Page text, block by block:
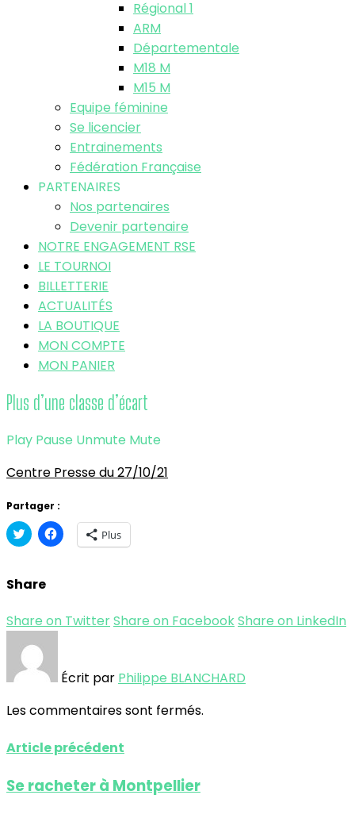
Régional 1
ARM
Départementale
M18 M
M15 M
Equipe féminine
Se licencier
Entrainements
Fédération Française
PARTENAIRES
Nos partenaires
Devenir partenaire
NOTRE ENGAGEMENT RSE
LE TOURNOI
BILLETTERIE
ACTUALITÉS
LA BOUTIQUE
MON COMPTE
MON PANIER
Plus d’une classe d’écart
Play Pause Unmute Mute
Centre Presse du 27/10/21
Partager :
Cliquez
pour
dans
une
Cliquez
pour
partager
fenêtre)
Plus
Share
Share on TwitterShare on FacebookShare on LinkedIn
Écrit par Philippe BLANCHARD
Les commentaires sont fermés.
Article précédent
Se racheter à Montpellier